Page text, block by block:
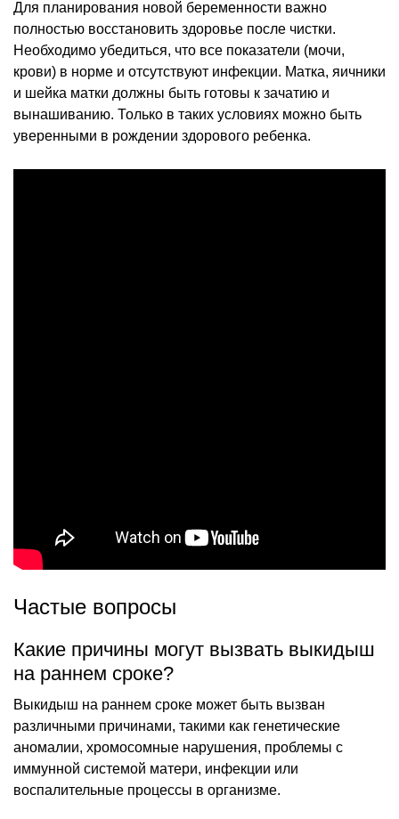
Для планирования новой беременности важно
полностью восстановить здоровье после чистки.
Необходимо убедиться, что все показатели (мочи,
крови) в норме и отсутствуют инфекции. Матка, яичники
и шейка матки должны быть готовы к зачатию и
вынашиванию. Только в таких условиях можно быть
уверенными в рождении здорового ребенка.
Частые вопросы
Какие причины могут вызвать выкидыш
на раннем сроке?
Выкидыш на раннем сроке может быть вызван
различными причинами, такими как генетические
аномалии, хромосомные нарушения, проблемы с
иммунной системой матери, инфекции или
воспалительные процессы в организме.